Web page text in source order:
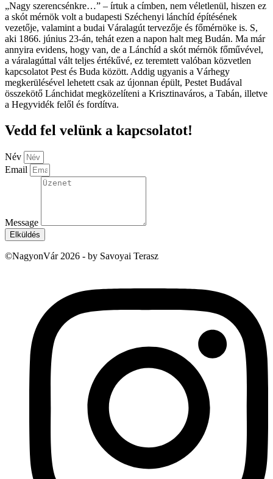
„Nagy szerencsénkre…” – írtuk a címben, nem véletlenül, hiszen ez
a skót mérnök volt a budapesti Széchenyi lánchíd építésének
vezetője, valamint a budai Váralagút tervezője és főmérnöke is. S,
aki 1866. június 23-án, tehát ezen a napon halt meg Budán. Ma már
annyira evidens, hogy van, de a Lánchíd a skót mérnök főművével,
a váralagúttal vált teljes értékűvé, ez teremtett valóban közvetlen
kapcsolatot Pest és Buda között. Addig ugyanis a Várhegy
megkerülésével lehetett csak az újonnan épült, Pestet Budával
összekötő Lánchidat megközelíteni a Krisztinaváros, a Tabán, illetve
a Hegyvidék felől és fordítva.
Vedd fel velünk a kapcsolatot!
Név
Email
Message
Elküldés
©NagyonVár 2026 - by Savoyai Terasz